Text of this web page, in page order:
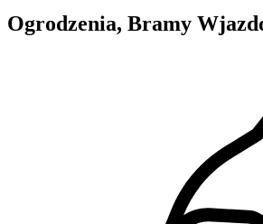
Ogrodzenia, Bramy